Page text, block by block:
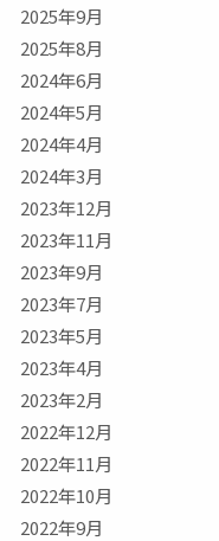
2025年9月
2025年8月
2024年6月
2024年5月
2024年4月
2024年3月
2023年12月
2023年11月
2023年9月
2023年7月
2023年5月
2023年4月
2023年2月
2022年12月
2022年11月
2022年10月
2022年9月